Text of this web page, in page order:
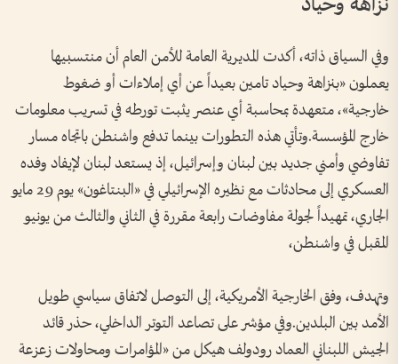
وفي السياق ذاته، أكدت المديرية العامة للأمن العام أن منتسبيها
يعملون «بنزاهة وحياد تامين بعيداً عن أي إملاءات أو ضغوط
خارجية»، متعهدة بمحاسبة أي عنصر يثبت تورطه في تسريب معلومات
خارج المؤسسة.وتأتي هذه التطورات بينما تدفع واشنطن باتجاه مسار
تفاوضي وأمني جديد بين لبنان وإسرائيل، إذ يستعد لبنان لإيفاد وفده
العسكري إلى محادثات مع نظيره الإسرائيلي في «البنتاغون» يوم 29 مايو
الجاري، تمهيداً لجولة مفاوضات رابعة مقررة في الثاني والثالث من يونيو
المقبل في واشنطن،
وتهدف، وفق الخارجية الأمريكية، إلى التوصل لاتفاق سياسي طويل
الأمد بين البلدين.وفي مؤشر على تصاعد التوتر الداخلي، حذر قائد
الجيش اللبناني العماد رودولف هيكل من «المؤامرات ومحاولات زعزعة